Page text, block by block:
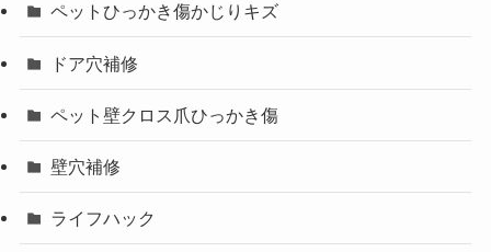
ペットひっかき傷かじりキズ
ドア穴補修
ペット壁クロス爪ひっかき傷
壁穴補修
ライフハック